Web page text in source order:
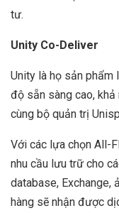
tư.
Unity Co-Deliver
Unity là họ sản phẩm
độ sẵn sàng cao,
cùng bộ quản trị
Với các lựa chọn All-
nhu cầu lưu trữ cho
database, Exchange,
hàng sẽ nhận được